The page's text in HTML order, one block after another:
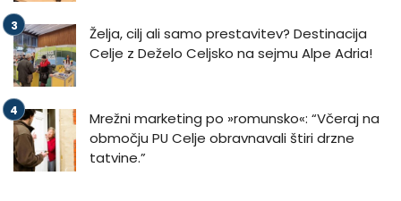
Želja, cilj ali samo prestavitev? Destinacija
Celje z Deželo Celjsko na sejmu Alpe Adria!
Mrežni marketing po »romunsko«: “Včeraj na
območju PU Celje obravnavali štiri drzne
tatvine.”